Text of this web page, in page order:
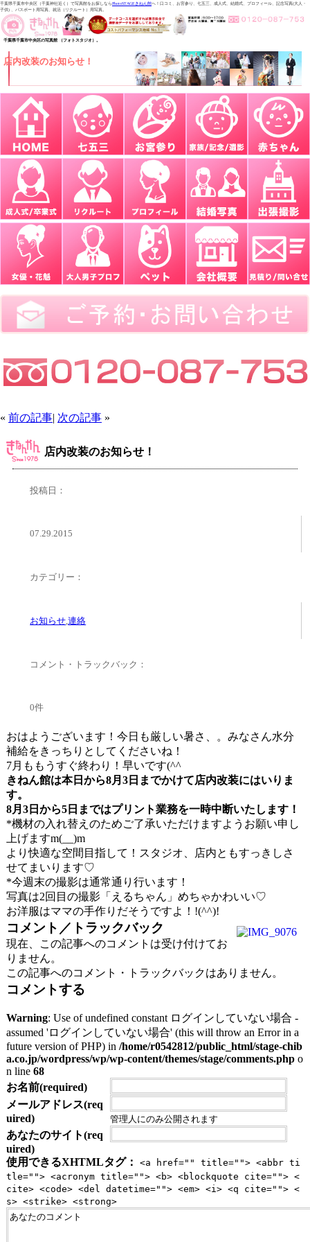
千葉県千葉市中央区（千葉神社近く）で写真館をお探しならPhotoSTAGEきねん館へ！口コミ、お宮参り、七五三、成人式、結婚式、プロフィール、記念写真(大人・
子供) 、パスポート用写真、就活（リクルート）用写真。
千葉県千葉市中央区の写真館 （フォトスタジオ）。
店内改装のお知らせ！
« 前の記事| 次の記事 »
店内改装のお知らせ！
投稿日：
07.29.2015
カテゴリー：
お知らせ,連絡
コメント・トラックバック：
0件
おはようございます！今日も厳しい暑さ、。みなさん水分
補給をきっちりとしてくださいね！
7月ももうすぐ終わり！早いです(^^ゞ
きねん館は本日から8月3日までかけて店内改装にはいりま
す。
8月3日から5日まではプリント業務を一時中断いたします！
*機材の入れ替えのためご了承いただけますようお願い申し
上げますm(__)m
より快適な空間目指して！スタジオ、店内ともすっきしさ
せてまいります♡
*今週末の撮影は通常通り行います！
写真は2回目の撮影「えるちゃん」めちゃかわいい♡
お洋服はママの手作りだそうですよ！!(^^)!
コメント／トラックバック
現在、この記事へのコメントは受け付けてお
りません。
この記事へのコメント・トラックバックはありません。
コメントする
Warning: Use of undefined constant ログインしていない場合 -
assumed 'ログインしていない場合' (this will throw an Error in a
future version of PHP) in /home/r0542812/public_html/stage-chib
a.co.jp/wordpress/wp/wp-content/themes/stage/comments.phpo
n line 68
お名前(required)
メールアドレス(req
uired)
管理人にのみ公開されます
あなたのサイト(req
uired)
使用できるXHTMLタグ：
<a href="" title=""> <abbr ti
tle=""> <acronym title=""> <b> <blockquote cite=""> <
cite> <code> <del datetime=""> <em> <i> <q cite=""> <
s> <strike> <strong>